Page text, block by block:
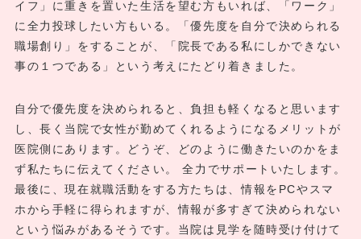
イフ」に重きを置いた生活を望む方もいれば、「ワーク」
に全力投球したい方もいる。「優先度を自分で決められる
職場創り」をすることが、「院長である私にしかできない
事の１つである」という考えにたどり着きました。
自分で優先度を決められると、負担も軽くなると思います
し、長く当院で女性が勤めてくれるようになるメリットが
医院側にあります。どうぞ、どのように働きたいのかをま
ず私たちに伝えてください。 全力でサポートいたします。
最後に、現在就職活動をする方たちは、情報をPCやスマ
ホから手軽に得られますが、情報が多すぎて決められない
という悩みがあるそうです。当院は見学を随時受け付けて